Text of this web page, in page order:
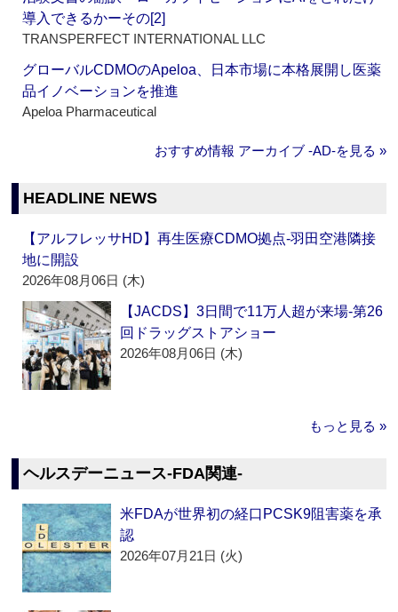
導入できるかーその[2]
TRANSPERFECT INTERNATIONAL LLC
グローバルCDMOのApeloa、日本市場に本格展開し医薬
品イノベーションを推進
Apeloa Pharmaceutical
おすすめ情報 アーカイブ ‐AD‐を見る »
HEADLINE NEWS
【アルフレッサHD】再生医療CDMO拠点‐羽田空港隣接
地に開設
2026年08月06日 (木)
【JACDS】3日間で11万人超が来場‐第26
回ドラッグストアショー
2026年08月06日 (木)
もっと見る »
ヘルスデーニュース‐FDA関連‐
米FDAが世界初の経口PCSK9阻害薬を承
認
2026年07月21日 (火)